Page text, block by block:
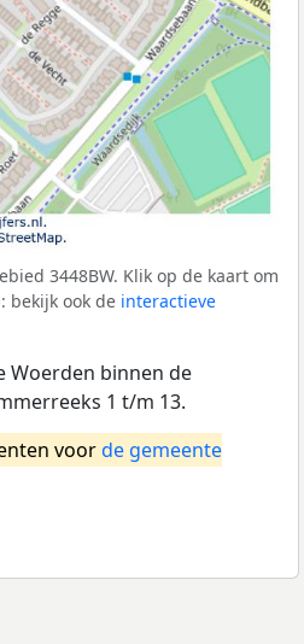
3448BW. Klik op de kaart om
bekijk ook de interactieve
Woerden binnen de
1 t/m 13.
voorde gemeente